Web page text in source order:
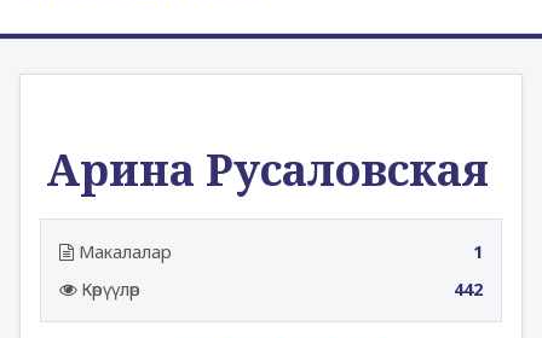
Арина Русаловская
Макалалар
1
Көрүүлөр
442